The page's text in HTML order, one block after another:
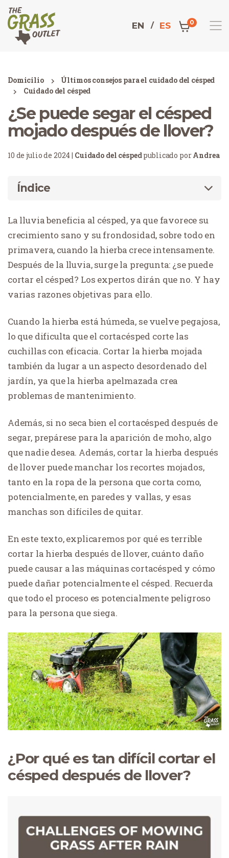
EN ES 0
Domicilio
Últimos consejos para el cuidado del césped
Cuidado del césped
¿Se puede segar el césped
mojado después de llover?
10 de julio de 2024 | Cuidado del céspedpublicado porAndrea
Índice
La lluvia beneficia al césped, ya que favorece su
crecimiento sano y su frondosidad, sobre todo en
primavera, cuando la hierba crece intensamente.
Después de la lluvia, surge la pregunta: ¿se puede
cortar el césped? Los expertos dirán que no. Y hay
varias razones objetivas para ello.
Cuando la hierba está húmeda, se vuelve pegajosa,
lo que dificulta que el cortacésped corte las
cuchillas con eficacia. Cortar la hierba mojada
también da lugar a un aspecto desordenado del
jardín, ya que la hierba apelmazada crea
problemas de mantenimiento.
Además, si no seca bien el cortacésped después de
segar, prepárese para la aparición de moho, algo
que nadie desea. Además, cortar la hierba después
de llover puede manchar los recortes mojados,
tanto en la ropa de la persona que corta como,
potencialmente, en paredes y vallas, y esas
manchas son difíciles de quitar.
En este texto, explicaremos por qué es terrible
cortar la hierba después de llover, cuánto daño
puede causar a las máquinas cortacésped y cómo
puede dañar potencialmente el césped. Recuerda
que todo el proceso es potencialmente peligroso
para la persona que siega.
¿Por qué es tan difícil cortar el
césped después de llover?